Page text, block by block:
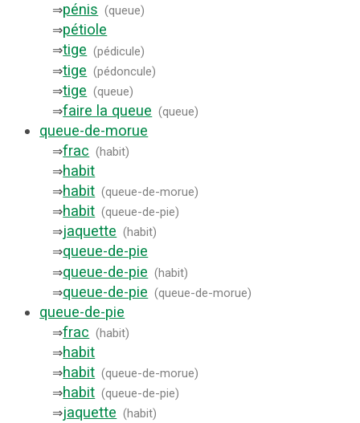
⇒pénis (queue)
⇒pétiole
⇒tige (pédicule)
⇒tige (pédoncule)
⇒tige (queue)
⇒faire la queue (queue)
queue-de-morue
⇒frac (habit)
⇒habit
⇒habit (queue-de-morue)
⇒habit (queue-de-pie)
⇒jaquette (habit)
⇒queue-de-pie
⇒queue-de-pie (habit)
⇒queue-de-pie (queue-de-morue)
queue-de-pie
⇒frac (habit)
⇒habit
⇒habit (queue-de-morue)
⇒habit (queue-de-pie)
⇒jaquette (habit)